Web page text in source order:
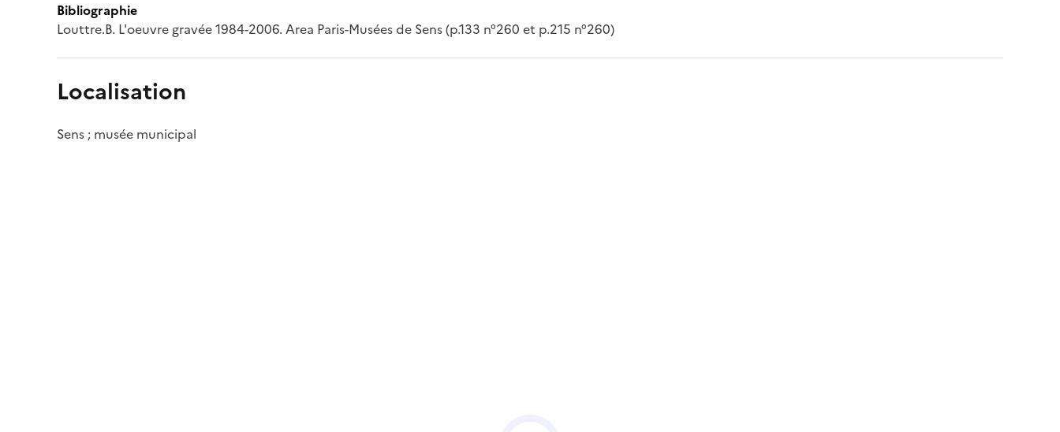
Bibliographie
Louttre.B. L'oeuvre gravée 1984-2006. Area Paris-Musées de Sens (p.133 n°260 et p.215 n°260)
Localisation
Sens ; musée municipal